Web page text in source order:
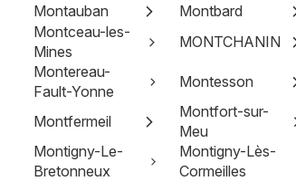
Montauban
Montbard
Montceau-les-
Mines
MONTCHANIN
Montereau-
Fault-Yonne
Montesson
Montfermeil
Montfort-sur-
Meu
Montigny-Le-
Bretonneux
Montigny-Lès-
Cormeilles